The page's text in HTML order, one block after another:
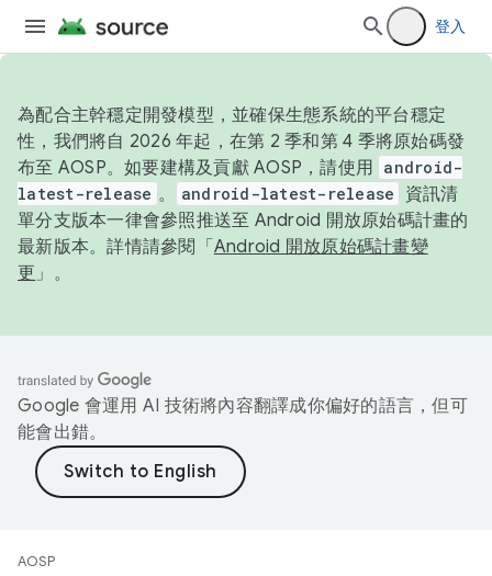
登入
為配合主幹穩定開發模型，並確保生態系統的平台穩定
性，我們將自 2026 年起，在第 2 季和第 4 季將原始碼發
布至 AOSP。如要建構及貢獻 AOSP，請使用 android-
latest-release 。 android-latest-release
資訊清
單分支版本一律會參照推送至 Android 開放原始碼計畫的
最新版本。詳情請參閱「 Android 開放原始碼計畫變
更 」。
Google 會運用 AI 技術將內容翻譯成你偏好的語言，但可
能會出錯。
AOSP